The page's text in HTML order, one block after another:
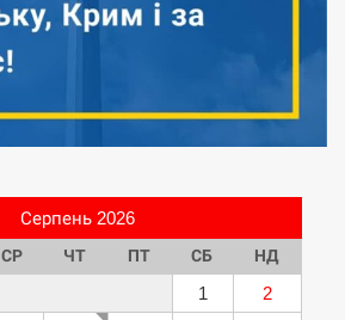
Серпень 2026
СР ЧТ ПТ СБ НД
1
2